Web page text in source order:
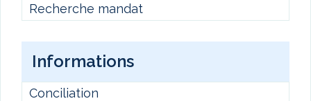
Recherche mandat
Informations
Conciliation